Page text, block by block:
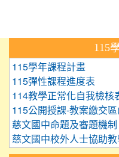
115
115學年課程計畫
115彈性課程進度表
114教學正常化自我檢核
115公開授課-教案繳交
慈文國中命題及審題機制
慈文國中校外人士協助